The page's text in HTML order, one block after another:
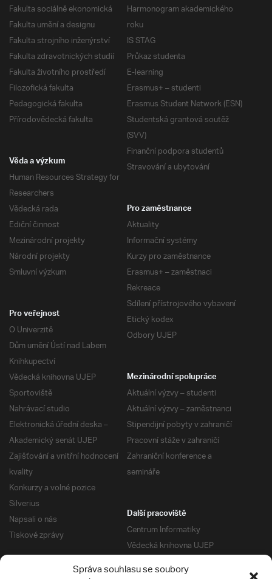
Správa souhlasu se soubory
Fakulta sociálně ekonomická
Fakulta umění a designu
Fakulta strojního inženýrství
Fakulta zdravotnických studií
Fakulta životního prostředí
Filozofická fakulta
Pedagogická fakulta
Přírodovědecká fakulta
Harmonogram akademického
roku
IS STAG
Průkaz studenta
E-learning
Erasmus+ – studenti
Erasmus Student Network (ESN)
Studentská grantová soutěž
(SVV)
Finanční podpora studentů
Stravování a ubytování
Věda a výzkum
Human Resources Strategy for
Researchers
Vědecká rada
Ediční činnost
Mezinárodní projekty
Národní projekty
Smluvní výzkum
Pro zaměstnance
Aktuality
Informační systémy
Kurzy pro zaměstnance
Erasmus+ – zaměstnaci
Rekreace
Sdílení přístrojového vybavení
Etický kodex
Odbory UJEP
Pro veřejnost
O Univerzitě
Dům umění Ústí nad Labem
Knihkupectví
Vědecká knihovna UJEP
Sportoviště
Nahrávací studio
Elektronická úřední deska –
Akademický senát UJEP
Zajišťování a vnitřní hodnocení
kvality
Konkurzy a volné pozice
Silverius
Napsali o nás
Tiskové zprávy
Mezinárodní spolupráce
Aktuální výzvy – studenti
Aktuální výzvy – zaměstnanci
Stipendijní pobyty v zahraničí
Pracovní stáže v zahraničí
Zahraniční konference a
semináře
Další pracoviště
Centrum Informatiky
Vědecká knihovna UJEP
Správa kolejí a menz